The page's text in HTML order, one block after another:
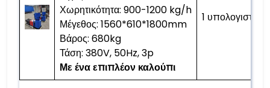
Χωρητικότητα: 900-1200 kg/h
Μέγεθος: 1560*610*1800mm
Βάρος: 680kg
Τάση: 380V, 50Hz, 3p
Με ένα επιπλέον καλούπι
1 υπολογιστή